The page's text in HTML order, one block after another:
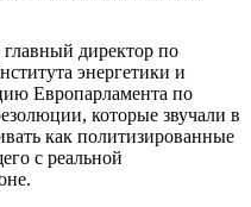
главный директор по
энергетики и
Европарламента по
которые звучали в
как политизированные
с реальной